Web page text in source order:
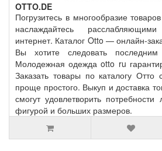
OTTO.DE
Погрузитесь в многообразие
наслаждайтесь
интернет. Каталог Otto — онлайн-
Вы хотите следовать
Молодежная одежда otto ru
Заказать товары по каталогу Отто
проще простого. Выкуп и доставка
смогут удовлетворить
фигурой и больших размеров.